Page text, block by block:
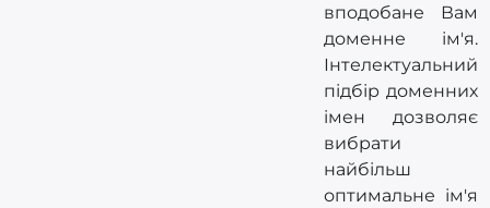
вподобане Вам
доменне ім'я.
Інтелектуальний
підбір доменних
імен дозволяє
вибрати
найбільш
оптимальне ім'я